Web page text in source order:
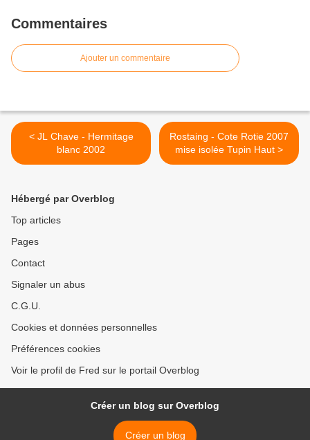
Commentaires
Ajouter un commentaire
< JL Chave - Hermitage
blanc 2002
Rostaing - Cote Rotie 2007
mise isolée Tupin Haut >
Hébergé par Overblog
Top articles
Pages
Contact
Signaler un abus
C.G.U.
Cookies et données personnelles
Préférences cookies
Voir le profil de Fred sur le portail Overblog
Créer un blog sur Overblog
Créer un blog